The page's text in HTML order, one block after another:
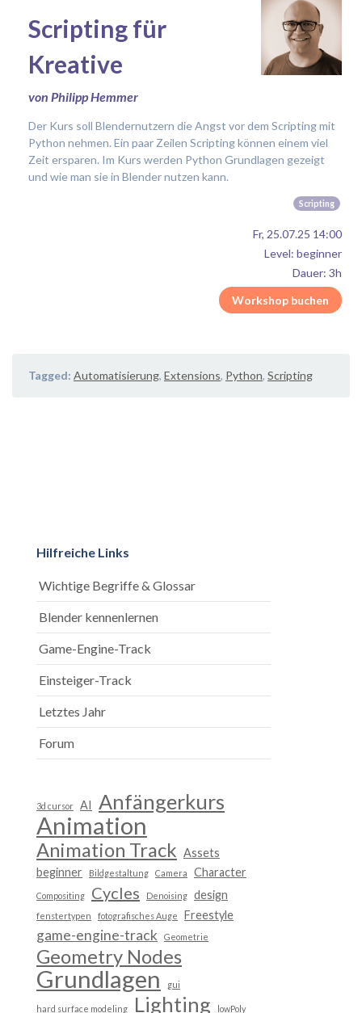
Scripting für
Kreative
von Philipp Hemmer
Der Kurs soll Blendernutzern die Angst vor dem Scripting mit
Python nehmen. Ein paar Zeilen Scripting können einem viel
Zeit ersparen. Im Kurs werden Python Grundlagen gezeigt
und wie man sie in Blender nutzen kann.
Scripting
Fr, 25.07.25 14:00
Level: beginner
Dauer: 3h
Workshop buchen
Tagged: Automatisierung, Extensions, Python, Scripting
Hilfreiche Links
Wichtige Begriffe & Glossar
Blender kennenlernen
Game-Engine-Track
Einsteiger-Track
Letztes Jahr
Forum
3d cursor AI Anfängerkurs
Animation
Animation Track Assets
beginner
Bildgestaltung Camera Character
Compositing Cycles Denoising design
fenstertypen fotografisches Auge Freestyle
game-engine-track Geometrie
Geometry Nodes
Grundlagen gui
hard surface modeling Lighting lowPoly